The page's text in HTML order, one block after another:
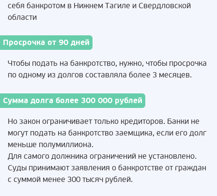
себя банкротом в Нижнем Тагиле и Свердловской
области
Просрочка от 90 дней
Чтобы подать на банкротство, нужно, чтобы просрочка
по одному из долгов составляла более 3 месяцев.
Сумма долга более 300 000 рублей
Но закон ограничивает только кредиторов. Банки не
могут подать на банкротство заемщика, если его долг
меньше полумиллиона.
Для самого должника ограничений не установлено.
Суды принимают заявления о банкротстве от граждан
с суммой менее 300 тысяч рублей.